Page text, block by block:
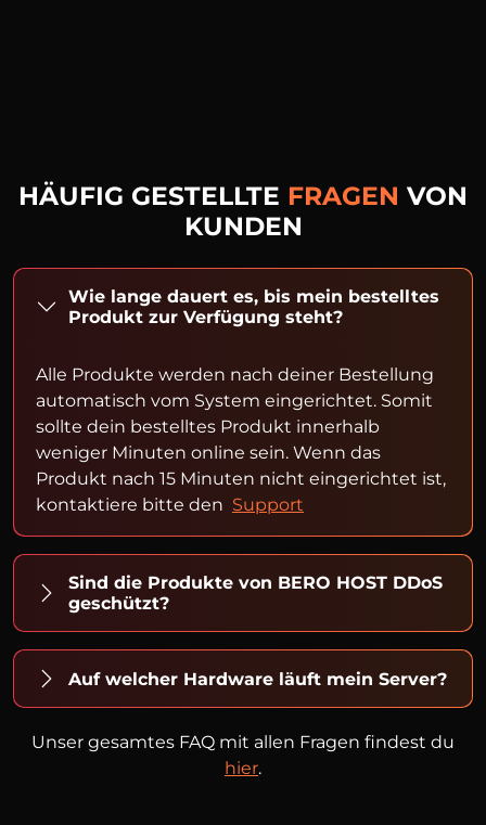
HÄUFIG GESTELLTE FRAGEN VON
KUNDEN
Wie lange dauert es, bis mein bestelltes
Produkt zur Verfügung steht?
Alle Produkte werden nach deiner Bestellung
automatisch vom System eingerichtet. Somit
sollte dein bestelltes Produkt innerhalb
weniger Minuten online sein. Wenn das
Produkt nach 15 Minuten nicht eingerichtet ist,
kontaktiere bitte den Support
Sind die Produkte von BERO HOST DDoS
geschützt?
Auf welcher Hardware läuft mein Server?
Unser gesamtes FAQ mit allen Fragen findest du
hier.